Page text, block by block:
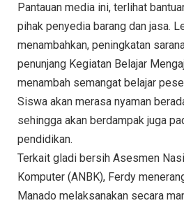
Pantauan media ini, terlihat
pihak penyedia barang dan jasa.
menambahkan, peningkatan
penunjang Kegiatan Belajar
menambah semangat belajar
Siswa akan merasa nyaman
sehingga akan berdampak juga
pendidikan.
Terkait gladi bersih Asesmen
Komputer (ANBK), Ferdy
Manado melaksanakan secara